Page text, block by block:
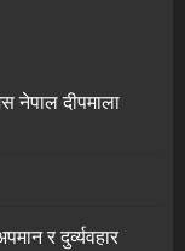
नेपाल दीपमाला
र दुर्व्यवहार